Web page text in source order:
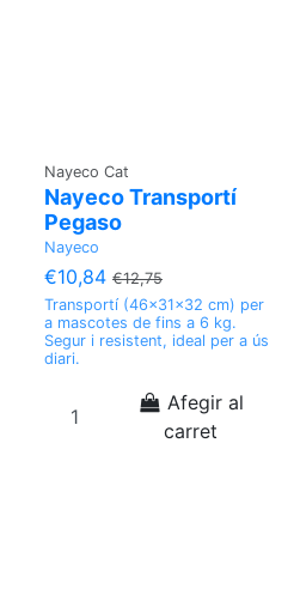
Nayeco Cat
Nayeco Transportí
Pegaso
Nayeco
€10,84 €12,75
Transportí (46x31x32 cm) per
a mascotes de fins a 6 kg.
Segur i resistent, ideal per a ús
diari.
Afegir al
carret